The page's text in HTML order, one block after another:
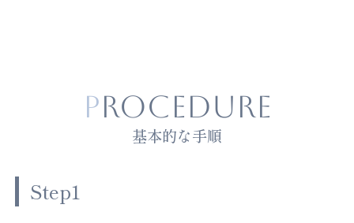
PROCEDURE
基本的な手順
Step1